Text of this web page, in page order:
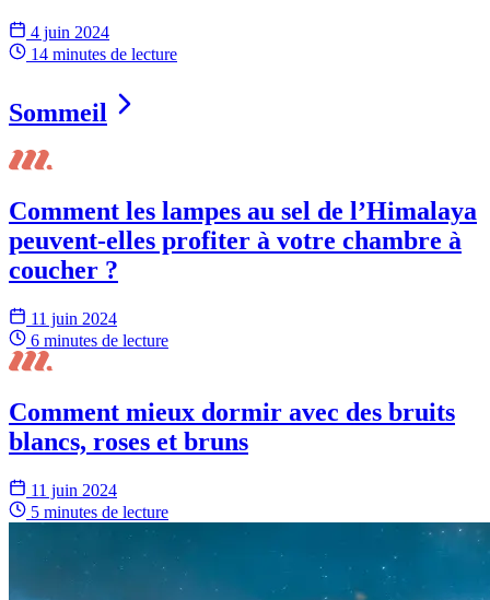
4 juin 2024
14 minutes de lecture
Sommeil
Comment les lampes au sel de l’Himalaya
peuvent-elles profiter à votre chambre à
coucher ?
11 juin 2024
6 minutes de lecture
Comment mieux dormir avec des bruits
blancs, roses et bruns
11 juin 2024
5 minutes de lecture